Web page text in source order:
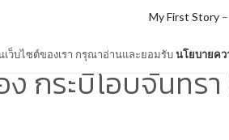
เว็บไซต์ของเรา กรุณาอ่านและยอมรับนโยบายคว
My First Story –
ง กระบี่โอบจันทร